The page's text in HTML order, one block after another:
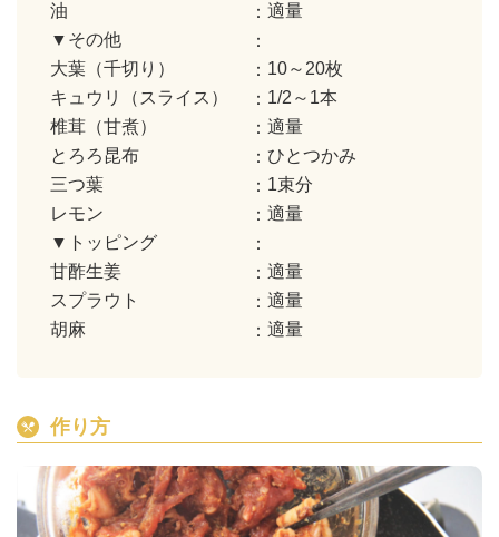
油
適量
▼その他
大葉（千切り）
10～20枚
キュウリ（スライス）
1/2～1本
椎茸（甘煮）
適量
とろろ昆布
ひとつかみ
三つ葉
1束分
レモン
適量
▼トッピング
甘酢生姜
適量
スプラウト
適量
胡麻
適量
作り方